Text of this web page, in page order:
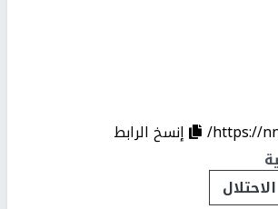
https://
إنسخ الرابط
الاحتلال